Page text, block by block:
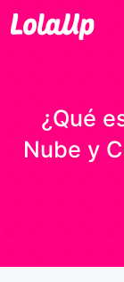
¿Qué
Nube y